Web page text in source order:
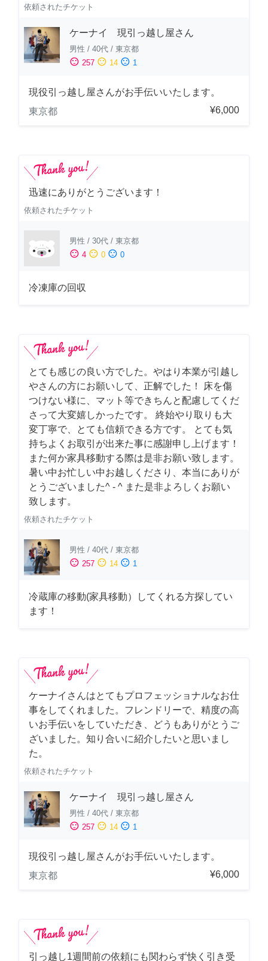
依頼されたチケット
ケーナイ 現引っ越し屋さん
男性 / 40代 / 東京都
sentiment_satisfied 257 sentiment_neutral 14 sentiment_dissatisfied 1
現役引っ越し屋さんがお手伝いいたします。
東京都
¥6,000
迅速にありがとうございます！
依頼されたチケット
男性 / 30代 / 東京都
sentiment_satisfied 4 sentiment_neutral 0 sentiment_dissatisfied 0
冷凍庫の回収
とても感じの良い方でした。やはり本業が引越し
やさんの方にお願いして、正解でした！ 床を傷
つけない様に、マット等できちんと配慮してくだ
さって大変嬉しかったです。 終始やり取りも大
変丁寧で、とても信頼できる方です。 とても気
持ちよくお取引が出来た事に感謝申し上げます！
また何か家具移動する際は是非お願い致します。
暑い中お忙しい中お越しくださり、本当にありが
とうございました^ - ^ また是非よろしくお願い
致します。
依頼されたチケット
男性 / 40代 / 東京都
sentiment_satisfied 257 sentiment_neutral 14 sentiment_dissatisfied 1
冷蔵庫の移動(家具移動）してくれる方探してい
ます！
ケーナイさんはとてもプロフェッショナルなお仕
事をしてくれました。フレンドリーで、精度の高
いお手伝いをしていただき、どうもありがとうご
ざいました。知り合いに紹介したいと思いまし
た。
依頼されたチケット
ケーナイ 現引っ越し屋さん
男性 / 40代 / 東京都
sentiment_satisfied 257 sentiment_neutral 14 sentiment_dissatisfied 1
現役引っ越し屋さんがお手伝いいたします。
東京都
¥6,000
引っ越し1週間前の依頼にも関わらず快く引き受